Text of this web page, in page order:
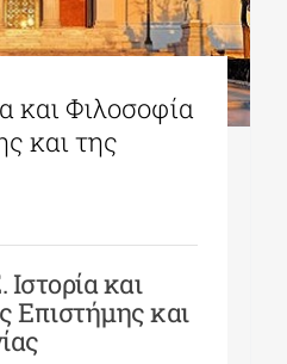
και Φιλοσοφία
και της
και
Επιστήμης και